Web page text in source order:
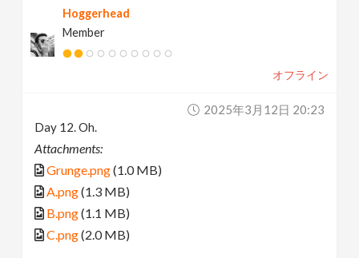
Hoggerhead
Member
オフライン
2025年3月12日 20:23
Day 12. Oh.
Attachments:
Grunge.png(1.0 MB)
A.png(1.3 MB)
B.png(1.1 MB)
C.png(2.0 MB)